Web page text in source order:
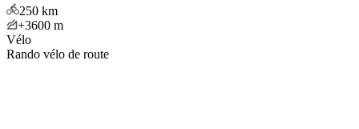
250 km
+3600 m
Vélo
Rando vélo de route